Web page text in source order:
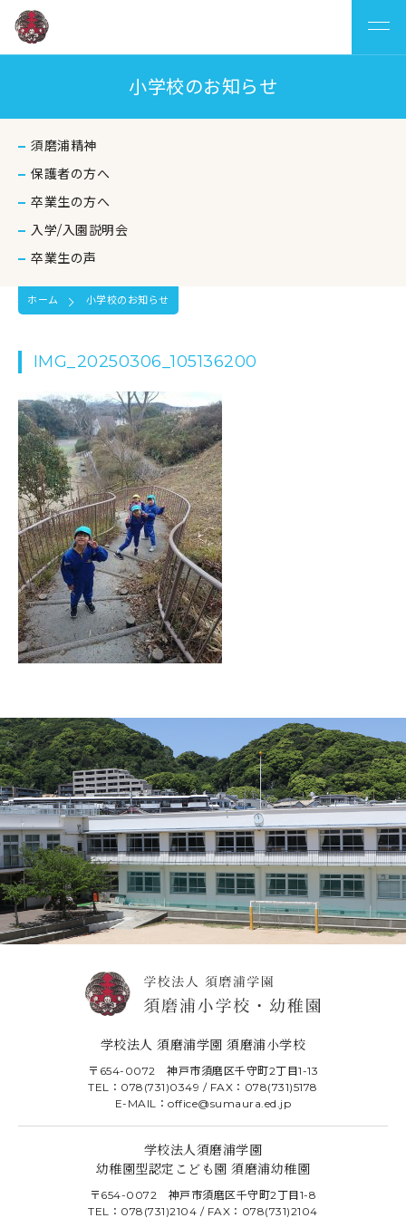
小学校のお知らせ
須磨浦精神
保護者の方へ
卒業生の方へ
入学/入園説明会
卒業生の声
ホーム 小学校のお知らせ
IMG_20250306_105136200
学校法人 須磨浦学園 須磨浦小学校
〒654-0072 神戸市須磨区千守町2丁目1-13
TEL：078(731)0349 / FAX：078(731)5178
E-MAIL：office@sumaura.ed.jp
学校法人須磨浦学園
幼稚園型認定こども園 須磨浦幼稚園
〒654-0072 神戸市須磨区千守町2丁目1-8
TEL：078(731)2104 / FAX：078(731)2104